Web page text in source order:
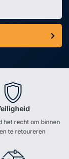
het recht om binnen
te retoureren